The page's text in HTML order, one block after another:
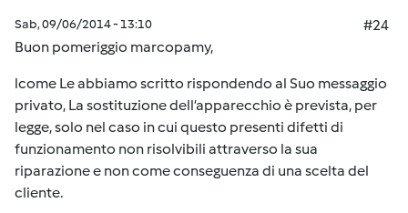
Sab, 09/06/2014 - 13:10
#24
Buon pomeriggio marcopamy,
lcome Le abbiamo scritto rispondendo al Suo messaggio
privato, La sostituzione dell’apparecchio è prevista, per
legge, solo nel caso in cui questo presenti difetti di
funzionamento non risolvibili attraverso la sua
riparazione e non come conseguenza di una scelta del
cliente.